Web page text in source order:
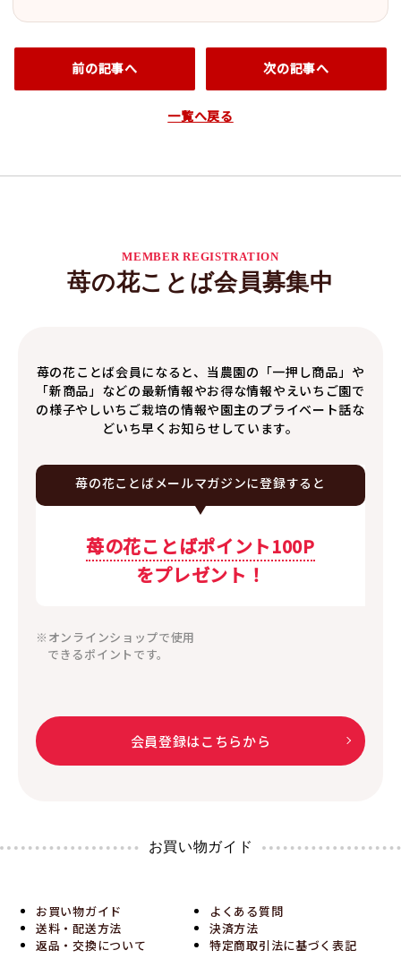
前の記事へ
一覧へ戻る
次の記事へ
MEMBER REGISTRATION
苺の花ことば会員募集中
苺の花ことば会員になると、当農園の「一押し商品」や
「新商品」などの最新情報やお得な情報やえいちご園で
の様子やしいちご栽培の情報や園主のプライベート話な
どいち早くお知らせしています。
苺の花ことばメールマガジンに登録すると
苺の花ことばポイント100P
をプレゼント！
※オンラインショップで使用
できるポイントです。
会員登録はこちらから
お買い物ガイド
お買い物ガイド
よくある質問
送料・配送方法
決済方法
返品・交換について
特定商取引法に基づく表記